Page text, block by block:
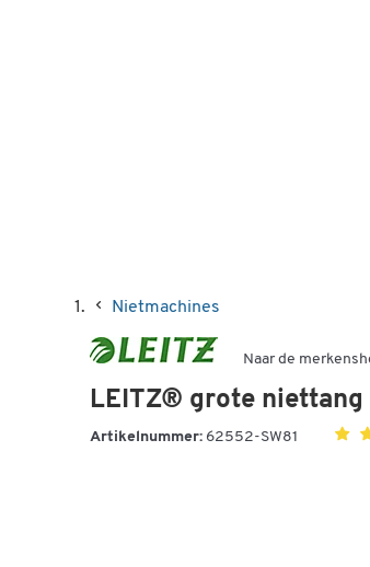
Nietmachines
Naar de
LEITZ® grote
Artikelnummer: 62552-SW81